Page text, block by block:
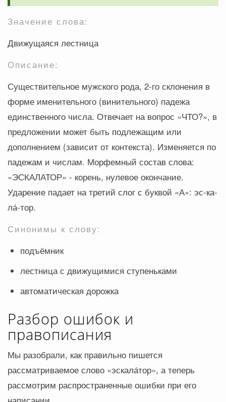
Значение слова:
Движущаяся лестница
Описание:
Существительное мужского рода, 2-го склонения в
форме именительного (винительного) падежа
единственного числа. Отвечает на вопрос «ЧТО?», в
предложении может быть подлежащим или
дополнением (зависит от контекста). Изменяется по
падежам и числам. Морфемный состав слова:
«ЭСКАЛАТОР» - корень, нулевое окончание.
Ударение падает на третий слог с буквой «А»: эс-ка-
ла́-тор.
Синонимы к слову:
подъёмник
лестница с движущимися ступеньками
автоматическая дорожка
Разбор ошибок и
правописания
Мы разобрали, как правильно пишется
рассматриваемое слово «эскала́тор», а теперь
рассмотрим распространенные ошибки при его